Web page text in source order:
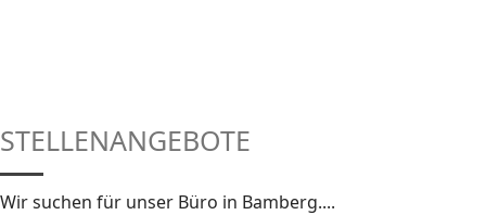
STELLENANGEBOTE
Wir suchen für unser Büro in Bamberg....